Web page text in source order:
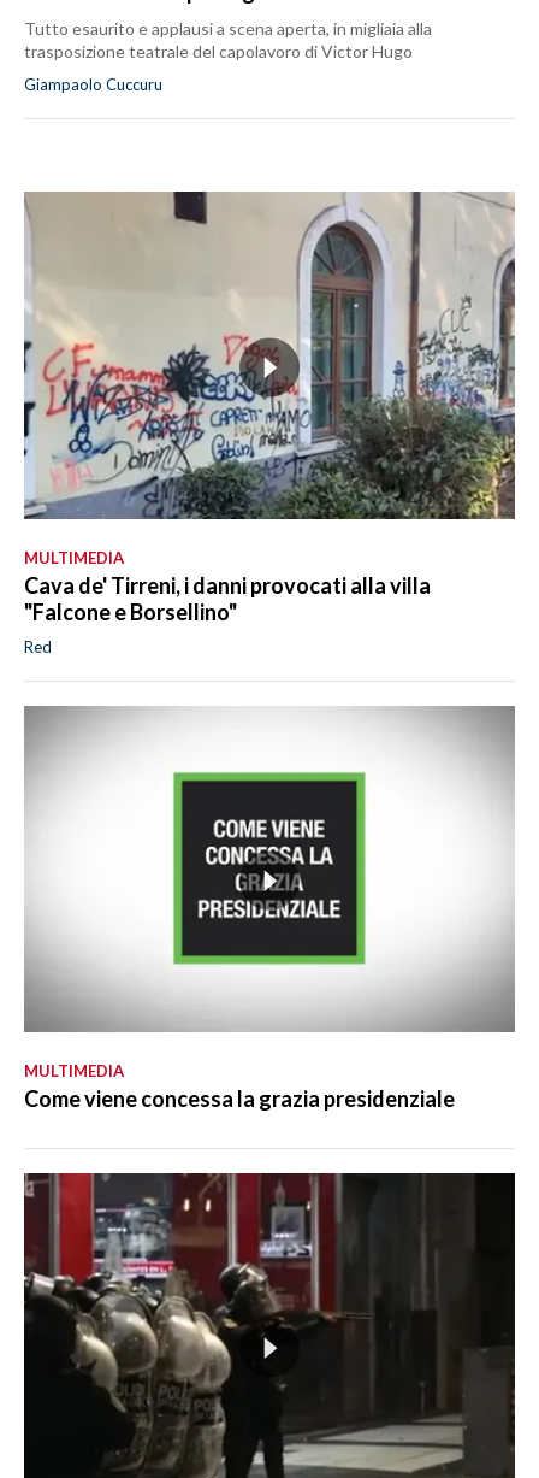
Tutto esaurito e applausi a scena aperta, in migliaia alla
trasposizione teatrale del capolavoro di Victor Hugo
Giampaolo Cuccuru
MULTIMEDIA
Cava de' Tirreni, i danni provocati alla villa
"Falcone e Borsellino"
Red
MULTIMEDIA
Come viene concessa la grazia presidenziale